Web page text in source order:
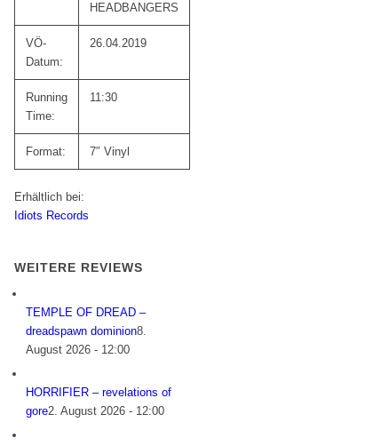
HEADBANGERS
VÖ-
Datum:
26.04.2019
Running
Time:
11:30
Format: 7″ Vinyl
Erhältlich bei:
Idiots Records
WEITERE REVIEWS
TEMPLE OF DREAD –
dreadspawn dominion8.
August 2026 - 12:00
HORRIFIER – revelations of
gore2. August 2026 - 12:00